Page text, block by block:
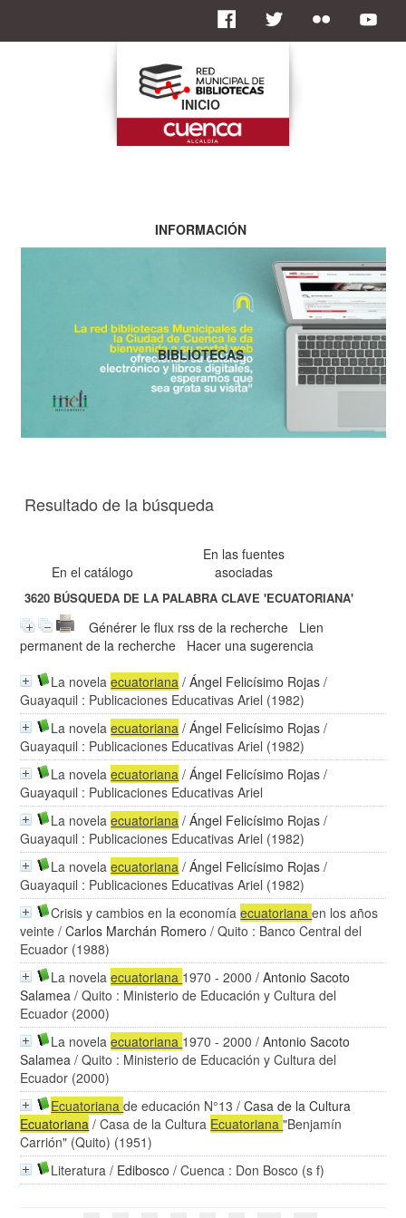
Resultado de la búsqueda
En el catálogo
En las fuentes
asociadas
3620 BÚSQUEDA DE LA PALABRA CLAVE'ECUATORIANA'
Générer le flux rss de la recherche
Lien
permanent de la recherche
Hacer una sugerencia
La novelaecuatoriana /Ángel Felicísimo Rojas /
Guayaquil : Publicaciones Educativas Ariel (1982)
La novelaecuatoriana /Ángel Felicísimo Rojas /
Guayaquil : Publicaciones Educativas Ariel (1982)
La novelaecuatoriana /Ángel Felicísimo Rojas /
Guayaquil : Publicaciones Educativas Ariel
La novelaecuatoriana /Ángel Felicísimo Rojas /
Guayaquil : Publicaciones Educativas Ariel (1982)
La novelaecuatoriana /Ángel Felicísimo Rojas /
Guayaquil : Publicaciones Educativas Ariel (1982)
Crisis y cambios en la economíaecuatorianaen los años
veinte /Carlos Marchán Romero / Quito : Banco Central del
Ecuador (1988)
La novelaecuatoriana 1970 - 2000 /Antonio Sacoto
Salamea / Quito : Ministerio de Educación y Cultura del
Ecuador (2000)
La novelaecuatoriana 1970 - 2000 /Antonio Sacoto
Salamea / Quito : Ministerio de Educación y Cultura del
Ecuador (2000)
Ecuatorianade educación N°13 /Casa de la Cultura
Ecuatoriana / Casa de la Cultura Ecuatoriana"Benjamín
Carrión" (Quito) (1951)
Literatura / Edibosco / Cuenca : Don Bosco (s f)
INICIO
INFORMACIÓN
BIBLIOTECAS